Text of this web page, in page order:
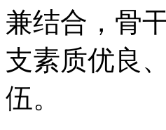
兼结合，骨
支素质优良
伍。